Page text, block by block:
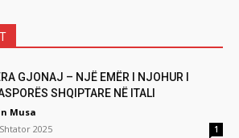
GJONAJ – NJË EMËR I NJOHUR I
SHQIPTARE NË ITALI
Musa
2025
1